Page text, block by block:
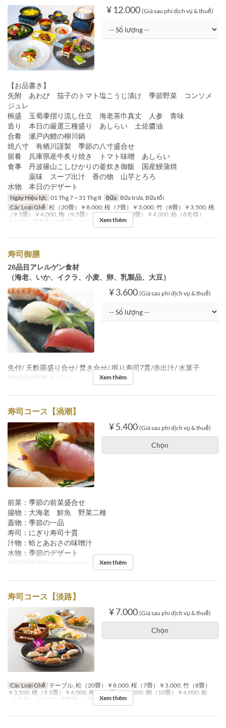
¥ 12.000 (Giá sau phí dịch vụ & thuế)
【お品書き】
先附 あわび 茄子のトマト塩こうじ漬け 季節野菜 コンソメ
ジュレ
椀盛 玉蜀黍摺り流し仕立 海老茶巾真丈 人参 青味
造り 本日の厳選三種盛り あしらい 土佐醬油
合肴 瀬戸内鱧の柳川鍋
焼八寸 有栖川謹製 季節の八寸盛合せ
留肴 兵庫県産牛炙り焼き トマト味噌 あしらい
食事 丹波篠山こしひかりの釜炊き御飯 国産鰻蒲焼
薬味 スープ出汁 香の物 山芋とろろ
水物 本日のデザート
Ngày Hiệu lực 01 Thg 7 ~ 31 Thg 8 Bữa Bữa trưa, Bữa tối
Các Loại Ghế 松（20畳）￥8,000, 桜（7畳）￥3,000, 竹（8畳）￥3,500, 桃
（9.5畳）￥4,000, 梅（9.5畳）￥4,000, 桐（10畳）￥4,000, 栃（8名様）
￥4,000, 濤声庵（6名様）￥10,000, テーブル
Xem thêm
寿司御膳
28品目アレルゲン食材
（海老、いか、イクラ、小麦、卵、乳製品、大豆）
¥ 3.600 (Giá sau phí dịch vụ & thuế)
先付/ 天麩羅盛り合せ/ 焚き合せ/ 握り寿司7貫/赤出汁/ 水菓子
Các Loại Ghế テーブル Xem thêm
寿司コース【渦潮】
¥ 5.400 (Giá sau phí dịch vụ & thuế)
Chọn
前菜：季節の前菜盛合せ
揚物：大海老 鮮魚 野菜二種
蓋物：季節の一品
寿司：にぎり寿司十貫
汁物：蛤とあおさの味噌汁
水物：季節のデザート
Ngày Hiệu lực 01 Thg 5 2025 ~ Xem thêm
寿司コース【淡路】
¥ 7.000 (Giá sau phí dịch vụ & thuế)
Chọn
Các Loại Ghế テーブル, 松（20畳）￥8,000, 桜（7畳）￥3,000, 竹（8畳）
￥3,500, 桃（9.5畳）￥4,000, 梅（9.5畳）￥4,000, 桐（10畳）￥4,000, 栃
（8名様）￥4,000, 濤声庵（6名様）￥10,000
Xem thêm